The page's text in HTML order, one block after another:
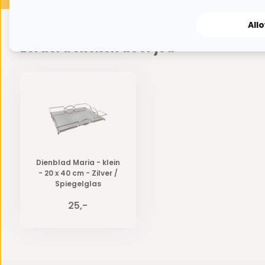
Eerder bekeken door jou
Dienblad Maria - klein
- 20 x 40 cm - Zilver /
Spiegelglas
25,-